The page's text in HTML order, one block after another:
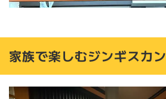
家族で楽しむジンギスカン